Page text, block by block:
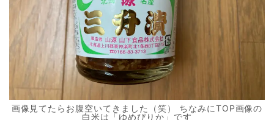
画像見てたらお腹空いてきました（笑） ちなみにTOP画像の
白米は「ゆめぴりか」です